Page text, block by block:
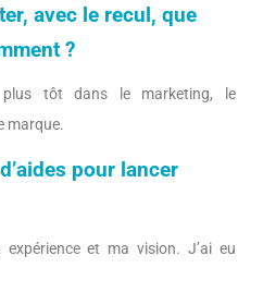
avec le recul, que
?
plus tôt dans le marketing, le
marque.
pour lancer
et ma vision. J’ai eu